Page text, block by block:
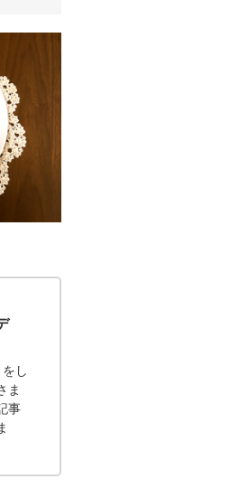
し
ま
事